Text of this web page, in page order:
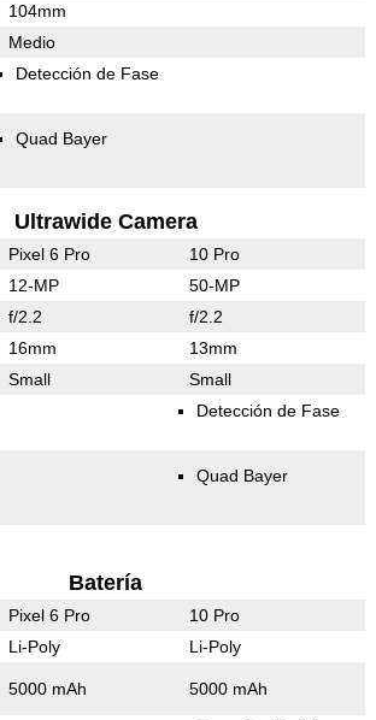
104mm
Medio
Detección de Fase
Quad Bayer
Ultrawide Camera
Pixel 6 Pro 10 Pro
12-MP 50-MP
f/2.2 f/2.2
16mm 13mm
Small Small
Detección de Fase
Quad Bayer
Batería
Pixel 6 Pro 10 Pro
Li-Poly Li-Poly
5000 mAh 5000 mAh